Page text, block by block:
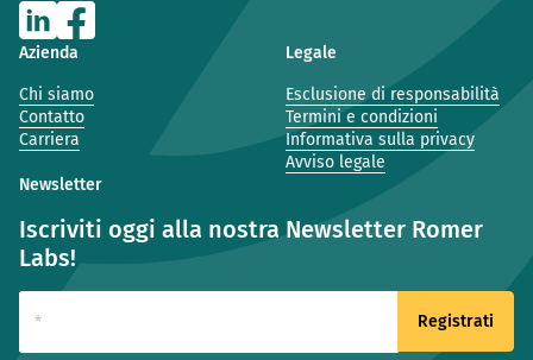
Azienda
Chi siamo
Contatto
Carriera
Legale
Esclusione di responsabilità
Termini e condizioni
Informativa sulla privacy
Avviso legale
Newsletter
Iscriviti oggi alla nostra Newsletter Romer
Labs!